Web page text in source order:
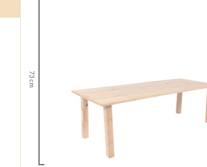
73 cm